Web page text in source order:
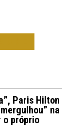
Paris Hilton
na
o próprio